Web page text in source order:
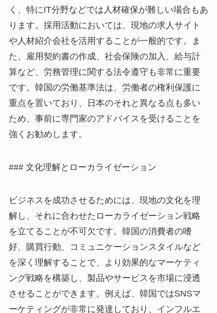
く、特にIT分野などでは人材確保が難しい場合もあ
ります。採用活動においては、現地の求人サイト
や人材紹介会社を活用することが一般的です。ま
た、雇用契約書の作成、社会保険の加入、給与計
算など、労務管理に関する法令遵守も非常に重要
です。韓国の労働基準法は、労働者の権利保護に
重点を置いており、日本のそれと異なる点も多い
ため、事前に専門家のアドバイスを受けることを
強くお勧めします。
### 文化理解とローカライゼーション
ビジネスを成功させるためには、現地の文化を理
解し、それに合わせたローカライゼーション戦略
を立てることが不可欠です。韓国の消費者の嗜
好、購買行動、コミュニケーションスタイルなど
を深く理解することで、より効果的なマーケティ
ング戦略を構築し、製品やサービスを市場に浸透
させることができます。例えば、韓国ではSNSマ
ーケティングが非常に発達しており、インフルエ